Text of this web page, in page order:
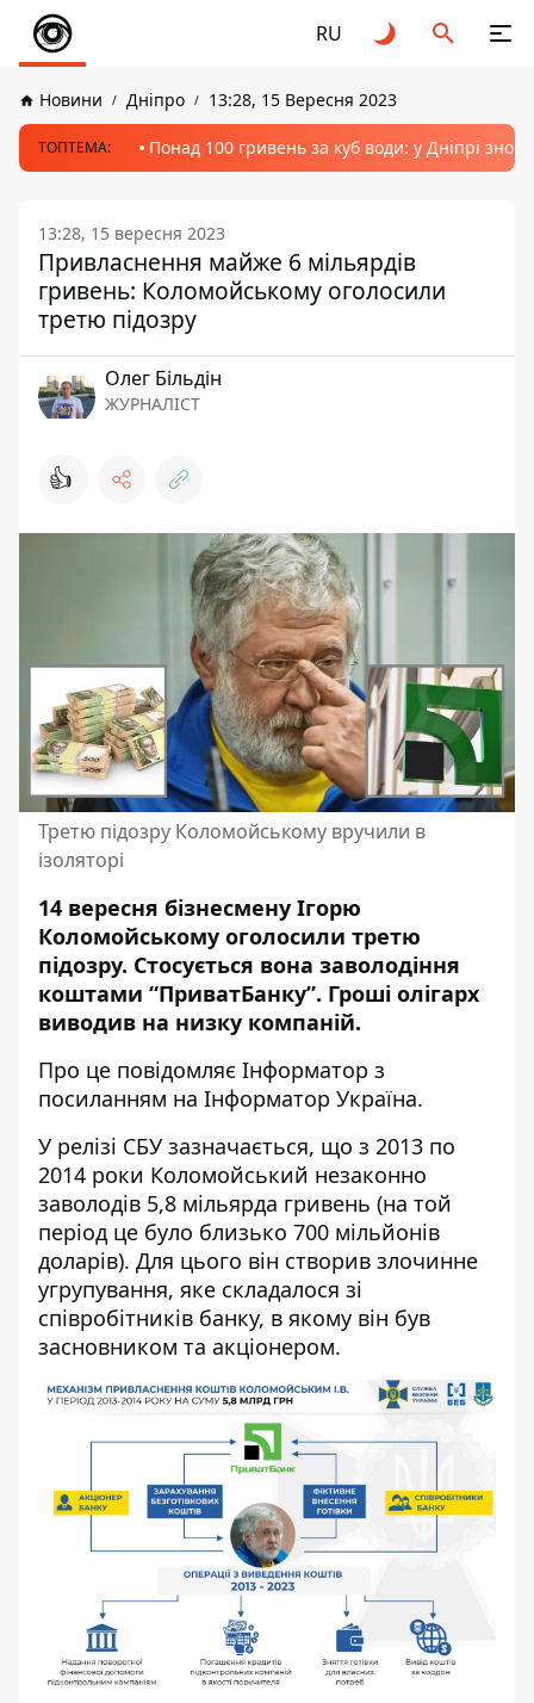
RU
Новини Дніпро 13:28, 15 Вересня 2023
ТОПТЕМА: Понад 100 гривень за куб води: у Дніпрі
13:28, 15 вересня 2023
Привласнення майже 6 мільярдів
гривень: Коломойському оголосили
третю підозру
Олег Більдін
ЖУРНАЛІСТ
👍
Третю підозру Коломойському вручили в
ізоляторі
14 вересня бізнесмену Ігорю
Коломойському оголосили третю
підозру. Стосується вона заволодіння
коштами “ПриватБанку”. Гроші олігарх
виводив на низку компаній.
Про це повідомляє Інформатор з
посиланням на Інформатор Україна.
У релізі СБУ зазначається, що з 2013 по
2014 роки Коломойський незаконно
заволодів 5,8 мільярда гривень (на той
період це було близько 700 мільйонів
доларів). Для цього він створив злочинне
угрупування, яке складалося зі
співробітників банку, в якому він був
засновником та акціонером.